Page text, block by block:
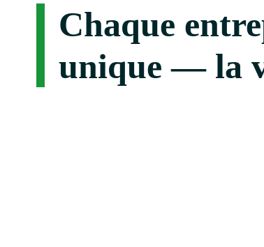
Chaque
unique — la